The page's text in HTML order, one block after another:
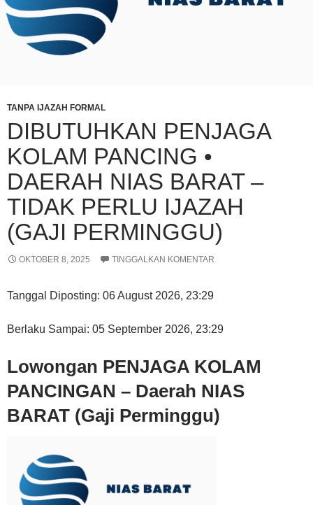
TANPA IJAZAH FORMAL
DIBUTUHKAN PENJAGA
KOLAM PANCING •
DAERAH NIAS BARAT –
TIDAK PERLU IJAZAH
(GAJI PERMINGGU)
OKTOBER 8, 2025 TINGGALKAN KOMENTAR
Tanggal Diposting: 06 August 2026, 23:29
Berlaku Sampai: 05 September 2026, 23:29
Lowongan PENJAGA KOLAM
PANCINGAN – Daerah NIAS
BARAT (Gaji Perminggu)